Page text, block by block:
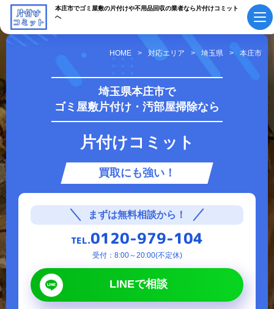
本庄市でゴミ屋敷の片付けや不用品回収の業者なら片付けコミット
へ
初めての方へ ご依頼の流れ
会社概要・
スタッフ紹介
よくあるご質問
お知らせ
作業実績・
お客様の声
お役立ちコラム
サービス案内
ゴミ屋敷片付け 汚部屋掃除
HOME 対応エリア 埼玉県 本庄市
埼玉県本庄市で
ゴミ屋敷片付け・汚部屋掃除なら
片付けコミット
買取にも強い！
まずは無料相談から！
TEL.0120-979-104
受付：8:00～20:00(不定休)
LINEで相談